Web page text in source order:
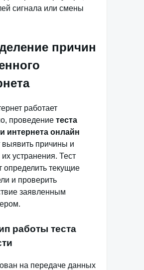
сигнала или смены
причин
работает
проведение теста
интернета онлайн
выявить причины и
устранения. Тест
определить текущие
и проверить
заявленным
работы теста
на передаче данных